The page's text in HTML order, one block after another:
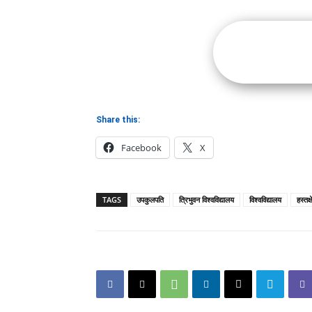
Share this:
Facebook X
TAGS उपकुलपति त्रिभुवन विश्वविद्यालय विश्वविद्यालय